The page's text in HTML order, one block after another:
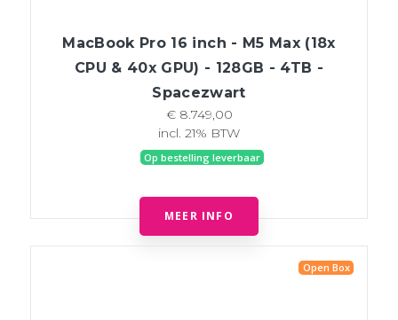
MacBook Pro 16 inch - M5 Max (18x
CPU & 40x GPU) - 128GB - 4TB -
Spacezwart
€ 8.749,00
incl. 21% BTW
Op bestelling leverbaar
MEER INFO
Open Box